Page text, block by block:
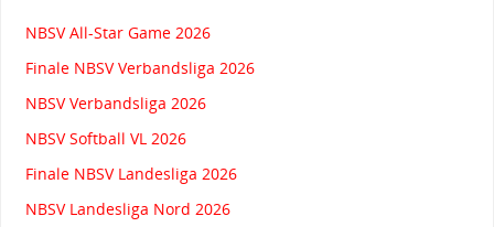
NBSV All-Star Game 2026
Finale NBSV Verbandsliga 2026
NBSV Verbandsliga 2026
NBSV Softball VL 2026
Finale NBSV Landesliga 2026
NBSV Landesliga Nord 2026